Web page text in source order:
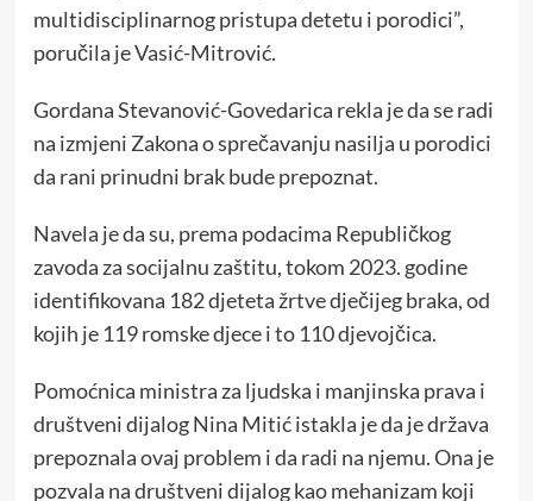
multidisciplinarnog pristupa detetu i porodici”,
poručila je Vasić-Mitrović.
Gordana Stevanović-Govedarica rekla je da se radi
na izmjeni Zakona o sprečavanju nasilja u porodici
da rani prinudni brak bude prepoznat.
Navela je da su, prema podacima Republičkog
zavoda za socijalnu zaštitu, tokom 2023. godine
identifikovana 182 djeteta žrtve dječijeg braka, od
kojih je 119 romske djece i to 110 djevojčica.
Pomoćnica ministra za ljudska i manjinska prava i
društveni dijalog Nina Mitić istakla je da je država
prepoznala ovaj problem i da radi na njemu. Ona je
pozvala na društveni dijalog kao mehanizam koji